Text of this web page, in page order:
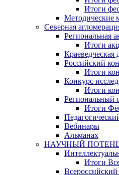
Итоги
Методические
Северная
Итоги
Краеведческая
Российский
Итоги
Конкурс
Итоги
Итоги
Вебинары
Альманах
НАУЧНЫЙ
Итоги
Всероссийский